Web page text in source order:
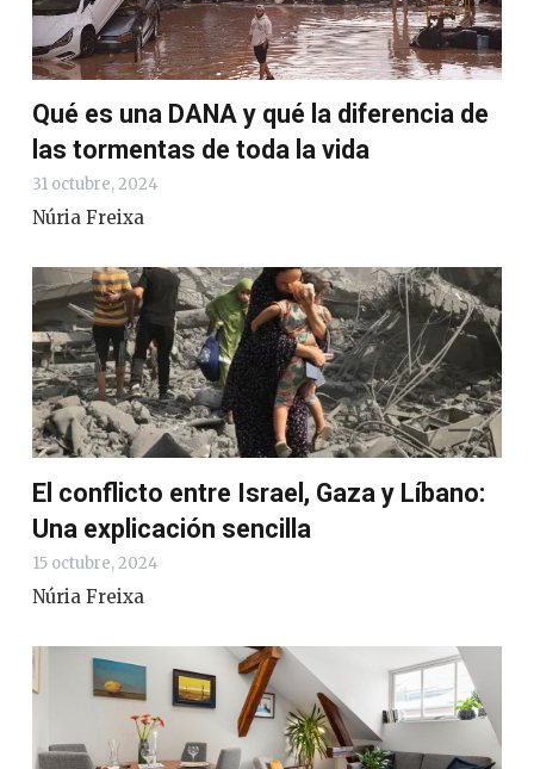
Qué es una DANA y qué la diferencia de
las tormentas de toda la vida
31 octubre, 2024
Núria Freixa
El conflicto entre Israel, Gaza y Líbano:
Una explicación sencilla
15 octubre, 2024
Núria Freixa